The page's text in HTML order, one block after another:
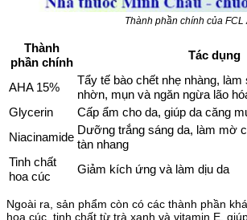
Thành phần chính của
Thành
phần chính
Tác dụng
AHA 15%
Tẩy tế bào chết nhẹ nhàng, làm
nhờn, mụn và ngăn ngừa lão
Glycerin
Cấp ẩm cho da, giúp da căng
Niacinamide
Dưỡng trắng sáng da, làm mờ
tàn nhang
Tinh chất
hoa cúc
Giảm kích ứng và làm dịu da
Ngoài ra, sản phẩm còn có các thành phần
hoa cúc, tinh chất từ ​​trà xanh và vitamin E,